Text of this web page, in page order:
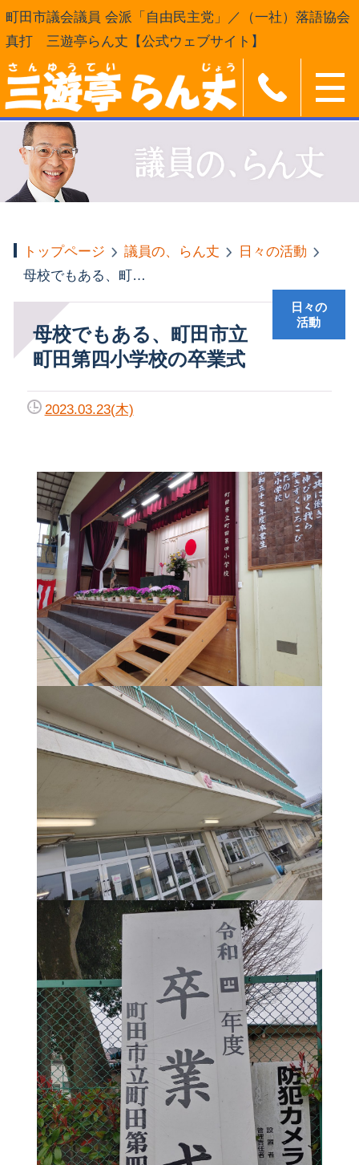
町田市議会議員 会派「自由民主党」／（一社）落語協会
真打 三遊亭らん丈【公式ウェブサイト】
トップページ 議員の、らん丈
日々の活動
母校でもある、町田市立町田第四小学校の卒業式
母校でもある、町田市立
町田第四小学校の卒業式
日々の
活動
2023.03.23(木)